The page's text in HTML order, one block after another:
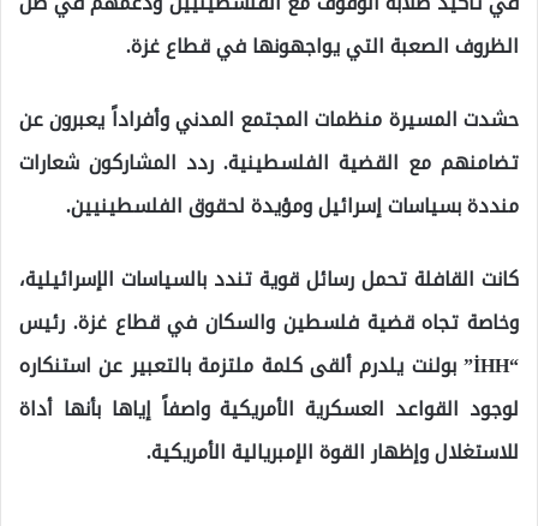
الظروف الصعبة التي يواجهونها في قطاع غزة.
حشدت المسيرة منظمات المجتمع المدني وأفراداً يعبرون عن
تضامنهم مع القضية الفلسطينية. ردد المشاركون شعارات
منددة بسياسات إسرائيل ومؤيدة لحقوق الفلسطينيين.
كانت القافلة تحمل رسائل قوية تندد بالسياسات الإسرائيلية،
وخاصة تجاه قضية فلسطين والسكان في قطاع غزة. رئيس
“İHH” بولنت يلدرم ألقى كلمة ملتزمة بالتعبير عن استنكاره
لوجود القواعد العسكرية الأمريكية واصفاً إياها بأنها أداة
للاستغلال وإظهار القوة الإمبريالية الأمريكية.